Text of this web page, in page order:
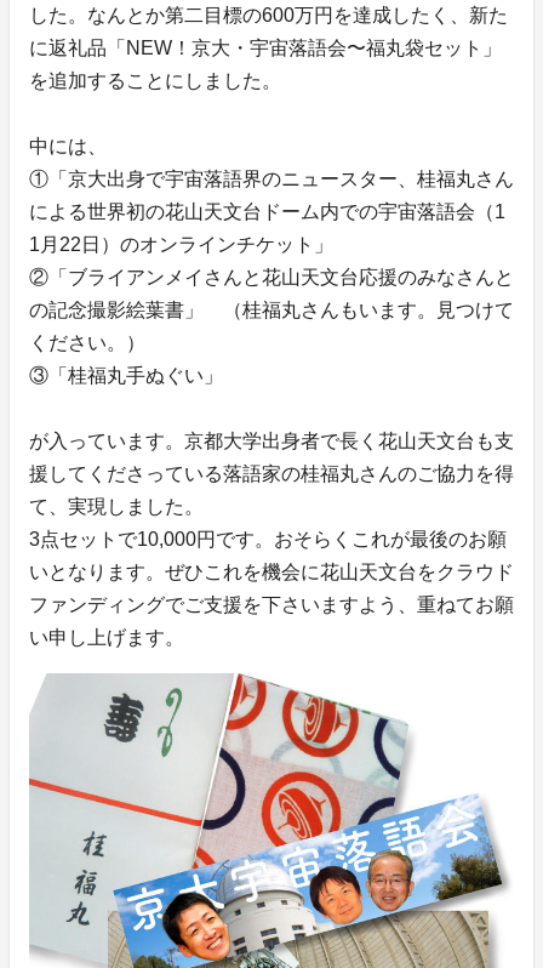
した。なんとか第二目標の600万円を達成したく、新た
に返礼品「NEW！京大・宇宙落語会〜福丸袋セット」
を追加することにしました。
中には、
①「京大出身で宇宙落語界のニュースター、桂福丸さん
による世界初の花山天文台ドーム内での宇宙落語会（1
1月22日）のオンラインチケット」
②「ブライアンメイさんと花山天文台応援のみなさんと
の記念撮影絵葉書」 （桂福丸さんもいます。見つけて
ください。）
③「桂福丸手ぬぐい」
が入っています。京都大学出身者で長く花山天文台も支
援してくださっている落語家の桂福丸さんのご協力を得
て、実現しました。
3点セットで10,000円です。おそらくこれが最後のお願
いとなります。ぜひこれを機会に花山天文台をクラウド
ファンディングでご支援を下さいますよう、重ねてお願
い申し上げます。